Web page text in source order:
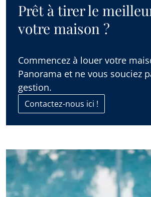
Prêt à tirer le
votre maison ?
Commencez à louer votre
Panorama et ne vous souciez
gestion.
Contactez-nous ici !